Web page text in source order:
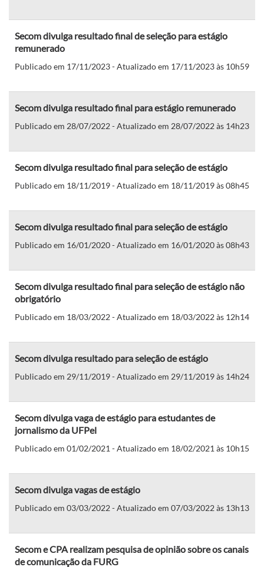
Secom divulga resultado final de seleção para estágio
remunerado
Publicado em 17/11/2023 - Atualizado em 17/11/2023 às 10h59
Secom divulga resultado final para estágio remunerado
Publicado em 28/07/2022 - Atualizado em 28/07/2022 às 14h23
Secom divulga resultado final para seleção de estágio
Publicado em 18/11/2019 - Atualizado em 18/11/2019 às 08h45
Secom divulga resultado final para seleção de estágio
Publicado em 16/01/2020 - Atualizado em 16/01/2020 às 08h43
Secom divulga resultado final para seleção de estágio não
obrigatório
Publicado em 18/03/2022 - Atualizado em 18/03/2022 às 12h14
Secom divulga resultado para seleção de estágio
Publicado em 29/11/2019 - Atualizado em 29/11/2019 às 14h24
Secom divulga vaga de estágio para estudantes de
jornalismo da UFPel
Publicado em 01/02/2021 - Atualizado em 18/02/2021 às 10h15
Secom divulga vagas de estágio
Publicado em 03/03/2022 - Atualizado em 07/03/2022 às 13h13
Secom e CPA realizam pesquisa de opinião sobre os canais
de comunicação da FURG